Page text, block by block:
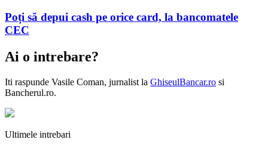
Poți să depui cash pe orice card, la bancomatele
CEC
Ai o intrebare?
Iti raspunde Vasile Coman, jurnalist la GhiseulBancar.ro si
Bancherul.ro.
Ultimele intrebari